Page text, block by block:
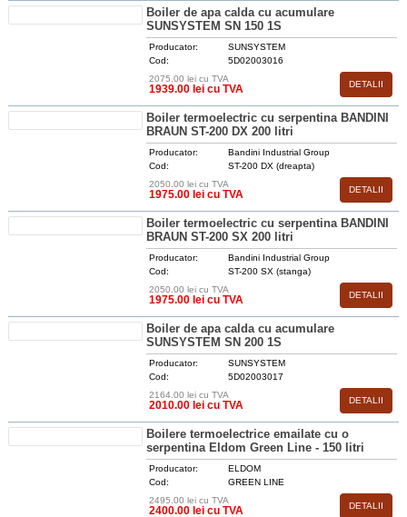
Boiler de apa calda cu acumulare
SUNSYSTEM SN 150 1S
Producator:
SUNSYSTEM
Cod:
5D02003016
2075.00 lei cu TVA
1939.00 lei cu TVA DETALII
Boiler termoelectric cu serpentina BANDINI
BRAUN ST-200 DX 200 litri
Producator:
Bandini Industrial Group
Cod:
ST-200 DX (dreapta)
2050.00 lei cu TVA
1975.00 lei cu TVA DETALII
Boiler termoelectric cu serpentina BANDINI
BRAUN ST-200 SX 200 litri
Producator:
Bandini Industrial Group
Cod:
ST-200 SX (stanga)
2050.00 lei cu TVA
1975.00 lei cu TVA DETALII
Boiler de apa calda cu acumulare
SUNSYSTEM SN 200 1S
Producator:
SUNSYSTEM
Cod:
5D02003017
2164.00 lei cu TVA
2010.00 lei cu TVA DETALII
Boilere termoelectrice emailate cu o
serpentina Eldom Green Line - 150 litri
Producator:
ELDOM
Cod:
GREEN LINE
2495.00 lei cu TVA
2400.00 lei cu TVA DETALII